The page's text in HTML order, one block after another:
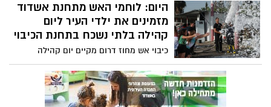
קולות צריך בשביל להשיג את המנדט
הראשון? כמה למנדט השני, שלישי ורביעי?
כמה להערכתנו קולות יזרקו לפח? כל זאת
חלוקת המנדטים בבחירות למועצת העיר
אשדוד.
היום: לוחמי האש מתחנת אשדוד
מזמינים את ילדי העיר ליום
קהילה בלתי נשכח בתחנת הכיבוי
כיבוי אש מחוז דרום מקיים יום קהילה
בתאריך 22.9.13 ביום ראשון חוה"מ סוכות בין
השעות 10:00-13:30 בתחנות אשקלון, אשדוד
וקרית גת. לוחמי האש מבטיחים חוויה בלתי
נשכחת לילדים וגם לנו המבוגרים. בתמונות: